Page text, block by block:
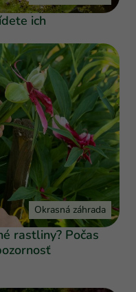
ich
Okrasná záhrada
rastliny? Počas